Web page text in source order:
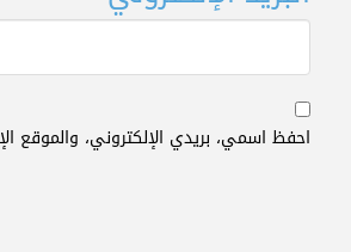
احفظ اسمي، بريدي الإلكتروني، والموقع